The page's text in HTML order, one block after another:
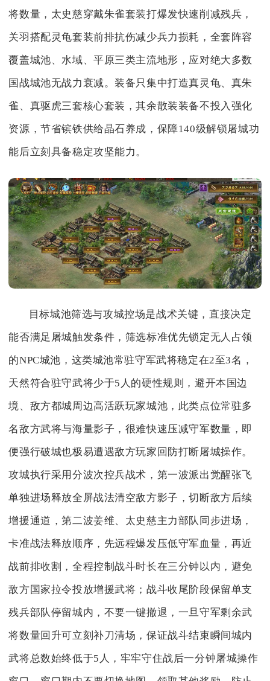
将数量，太史慈穿戴朱雀套装打爆发快速削减残兵，
关羽搭配灵龟套装前排抗伤减少兵力损耗，全套阵容
覆盖城池、水域、平原三类主流地形，应对绝大多数
国战城池无战力衰减。装备只集中打造真灵龟、真朱
雀、真驱虎三套核心套装，其余散装装备不投入强化
资源，节省镔铁供给晶石养成，保障140级解锁屠城功
能后立刻具备稳定攻坚能力。
目标城池筛选与攻城控场是战术关键，直接决定
能否满足屠城触发条件，筛选标准优先锁定无人占领
的NPC城池，这类城池常驻守军武将稳定在2至3名，
天然符合驻守武将少于5人的硬性规则，避开本国边
境、敌方都城周边高活跃玩家城池，此类点位常驻多
名敌方武将与海量影子，很难快速压减守军数量，即
便强行破城也极易遭遇敌方玩家回防打断屠城操作。
攻城执行采用分波次控兵战术，第一波派出觉醒张飞
单独进场释放全屏战法清空敌方影子，切断敌方后续
增援通道，第二波姜维、太史慈主力部队同步进场，
卡准战法释放顺序，先远程爆发压低守军血量，再近
战前排收割，全程控制战斗时长在三分钟以内，避免
敌方国家拉令投放增援武将；战斗收尾阶段保留单支
残兵部队停留城内，不要一键撤退，一旦守军剩余武
将数量回升可立刻补刀清场，保证战斗结束瞬间城内
武将总数始终低于5人，牢牢守住战后一分钟屠城操作